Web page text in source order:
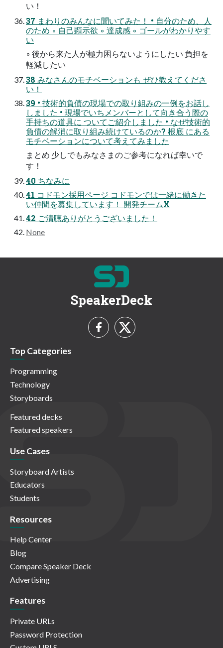
い！
37 まわりのみんなに聞いてみた！ • 自分のため、人
のため ◦ 自己顕示欲 ◦ 達成感 ◦ ゴールがわかりやす
い
◦ 後から来た人が極力困らないようにしたい 負担を
軽減したい
38 みなさんのモチベーションも ぜひ教えてくださ
い！
39 • 技術的負債の現場での取り組みの一例をお話し
しました • 現場でいちメンバーとして向き合う際の
手持ちの道具に ついてご紹介しました • なぜ技術的
負債の解消に取り組み続けているのか? 根底 にある
モチベーションについて考えてみました
まとめ 少しでもみなさまのご参考になれば幸いで
す！
40 ちなみに
41 コドモン採用ページ コドモンでは一緒に働きた
い仲間を募集しています！ 開発チームX
42 ご清聴ありがとうございました！
None
SpeakerDeck
Top Categories
Programming
Technology
Storyboards
Featured decks
Featured speakers
Use Cases
Storyboard Artists
Educators
Students
Resources
Help Center
Blog
Compare Speaker Deck
Advertising
Features
Private URLs
Password Protection